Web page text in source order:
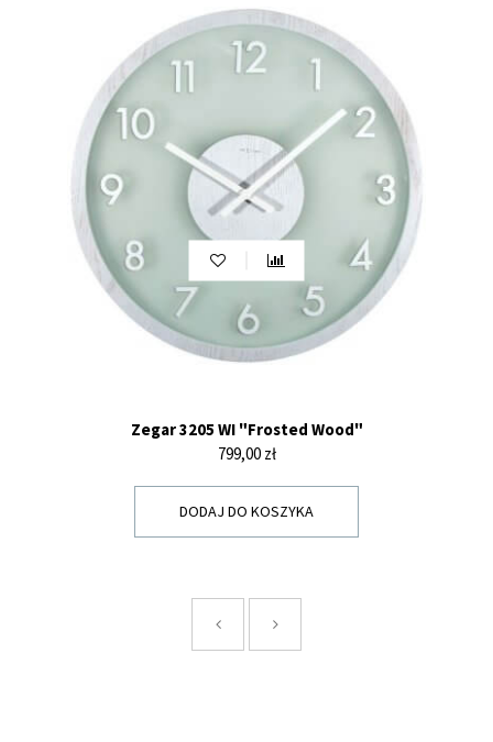
Zegar 3205 WI "Frosted Wood"
Cena
799,00 zł
DODAJ DO KOSZYKA